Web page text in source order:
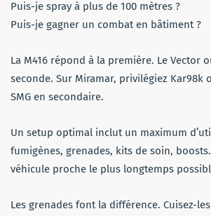
Puis-je spray à plus de 100 mètres ?
Puis-je gagner un combat en bâtiment ?
La M416 répond à la première. Le Vector
seconde. Sur Miramar, privilégiez Kar98k
SMG en secondaire.
Un setup optimal inclut un maximum
fumigènes, grenades, kits de soin,
véhicule proche le plus longtemps
Les grenades font la différence. Cuisez-